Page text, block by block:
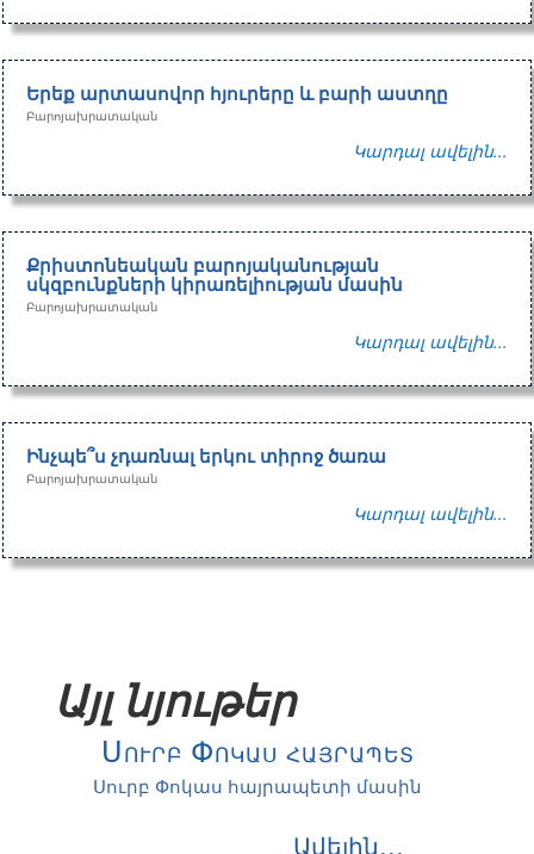
Երեք արտասովոր հյուրերը և բարի աստղը
Բարոյախրատական
Կարդալ ավելին...
Քրիստոնեական բարոյականության
սկզբունքների կիրառելիության մասին
Բարոյախրատական
Կարդալ ավելին...
Ինչպե՞ս չդառնալ երկու տիրոջ ծառա
Բարոյախրատական
Կարդալ ավելին...
Այլ նյութեր
Սուրբ Փոկաս հայրապետ
Սուրբ Փոկաս հայրապետի մասին
Ավելին․․․